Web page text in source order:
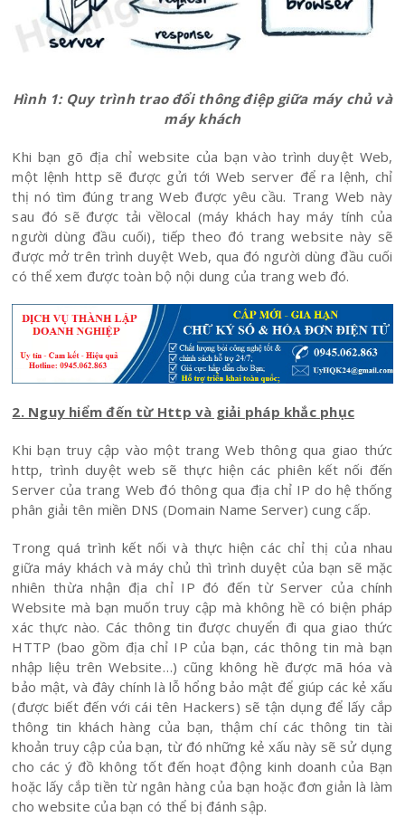
Hình 1: Quy trình trao đổi thông điệp giữa máy chủ và
máy khách
Khi bạn gõ địa chỉ website của bạn vào trình duyệt Web,
một lệnh http sẽ được gửi tới Web server để ra lệnh, chỉ
thị nó tìm đúng trang Web được yêu cầu. Trang Web này
sau đó sẽ được tải vềlocal (máy khách hay máy tính của
người dùng đầu cuối), tiếp theo đó trang website này sẽ
được mở trên trình duyệt Web, qua đó người dùng đầu cuối
có thể xem được toàn bộ nội dung của trang web đó.
2. Nguy hiểm đến từ Http và giải pháp khắc phục
Khi bạn truy cập vào một trang Web thông qua giao thức
http, trình duyệt web sẽ thực hiện các phiên kết nối đến
Server của trang Web đó thông qua địa chỉ IP do hệ thống
phân giải tên miền DNS (Domain Name Server) cung cấp.
Trong quá trình kết nối và thực hiện các chỉ thị của nhau
giữa máy khách và máy chủ thì trình duyệt của bạn sẽ mặc
nhiên thừa nhận địa chỉ IP đó đến từ Server của chính
Website mà bạn muốn truy cập mà không hề có biện pháp
xác thực nào. Các thông tin được chuyển đi qua giao thức
HTTP (bao gồm địa chỉ IP của bạn, các thông tin mà bạn
nhập liệu trên Website…) cũng không hề được mã hóa và
bảo mật, và đây chính là lỗ hổng bảo mật để giúp các kẻ xấu
(được biết đến với cái tên Hackers) sẽ tận dụng để lấy cắp
thông tin khách hàng của bạn, thậm chí các thông tin tài
khoản truy cập của bạn, từ đó những kẻ xấu này sẽ sử dụng
cho các ý đồ không tốt đến hoạt động kinh doanh của Bạn
hoặc lấy cắp tiền từ ngân hàng của bạn hoặc đơn giản là làm
cho website của bạn có thể bị đánh sập.